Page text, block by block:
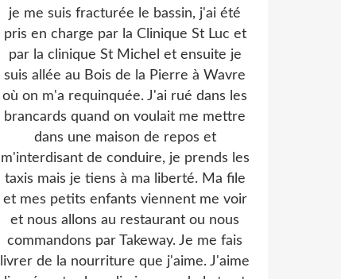
je me suis fracturée le bassin, j'ai été
pris en charge par la Clinique St Luc et
par la clinique St Michel et ensuite je
suis allée au Bois de la Pierre à Wavre
où on m'a requinquée. J'ai rué dans les
brancards quand on voulait me mettre
dans une maison de repos et
m'interdisant de conduire, je prends les
taxis mais je tiens à ma liberté. Ma file
et mes petits enfants viennent me voir
et nous allons au restaurant ou nous
commandons par Takeway. Je me fais
livrer de la nourriture que j'aime. J'aime